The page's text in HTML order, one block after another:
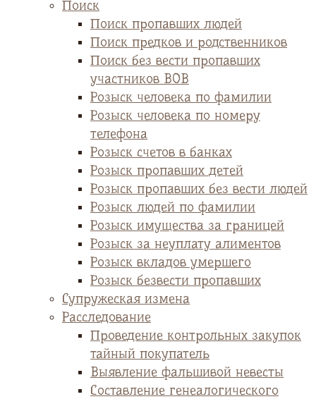
Поиск
Поиск пропавших людей
Поиск предков и родственников
Поиск без вести пропавших
участников ВОВ
Розыск человека по фамилии
Розыск человека по номеру
телефона
Розыск счетов в банках
Розыск пропавших детей
Розыск пропавших без вести людей
Розыск людей по фамилии
Розыск имущества за границей
Розыск за неуплату алиментов
Розыск вкладов умершего
Розыск безвести пропавших
Супружеская измена
Расследование
Проведение контрольных закупок
тайный покупатель
Выявление фальшивой невесты
Cоставление генеалогического